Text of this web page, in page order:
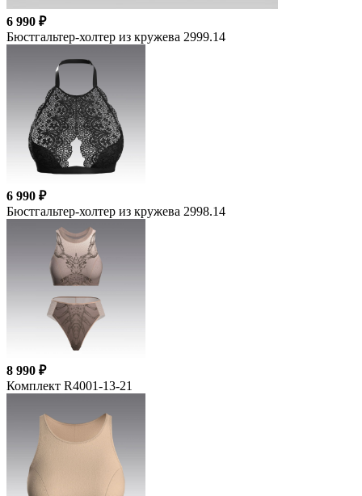
6 990 ₽
Бюстгальтер-холтер из кружева 2999.14
6 990 ₽
Бюстгальтер-холтер из кружева 2998.14
8 990 ₽
Комплект R4001-13-21